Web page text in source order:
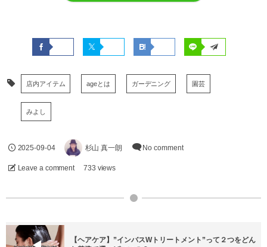
店内アイテム ageとは ガーデニング 園芸
みよし
2025-09-04 杉山 真一朗 No comment
Leave a comment 733 views
【ヘアケア】”インバスWトリートメント”って２つをどん